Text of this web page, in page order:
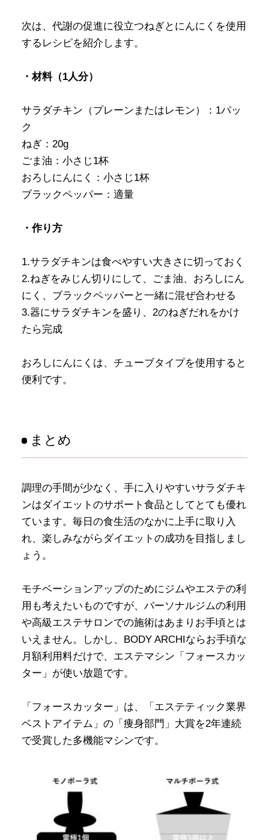
次は、代謝の促進に役立つねぎとにんにくを使用
するレシピを紹介します。
・材料（1人分）
サラダチキン（プレーンまたはレモン）：1パッ
ク
ねぎ：20g
ごま油：小さじ1杯
おろしにんにく：小さじ1杯
ブラックペッパー：適量
・作り方
1.サラダチキンは食べやすい大きさに切っておく
2.ねぎをみじん切りにして、ごま油、おろしにん
にく、ブラックペッパーと一緒に混ぜ合わせる
3.器にサラダチキンを盛り、2のねぎだれをかけ
たら完成
おろしにんにくは、チューブタイプを使用すると
便利です。
まとめ
調理の手間が少なく、手に入りやすいサラダチキ
ンはダイエットのサポート食品としてとても優れ
ています。毎日の食生活のなかに上手に取り入
れ、楽しみながらダイエットの成功を目指しまし
ょう。
モチベーションアップのためにジムやエステの利
用も考えたいものですが、パーソナルジムの利用
や高級エステサロンでの施術はあまりお手頃とは
いえません。しかし、BODY ARCHIならお手頃な
月額利用料だけで、エステマシン「フォースカッ
ター」が使い放題です。
「フォースカッター」は、「エステティック業界
ベストアイテム」の「痩身部門」大賞を2年連続
で受賞した多機能マシンです。